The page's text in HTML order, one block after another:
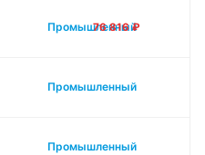
Промышленный
76 816₽
Промышленный
Промышленный